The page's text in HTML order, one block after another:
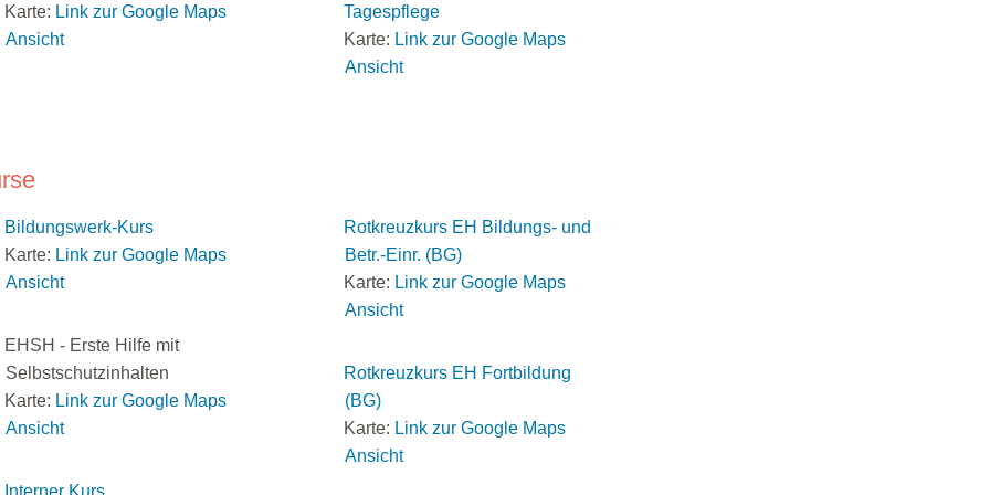
Karte: Link zur Google Maps
Ansicht
Tagespflege
Karte: Link zur Google Maps
Ansicht
Bildungswerk-Kurs
Karte: Link zur Google Maps
Ansicht
EHSH - Erste Hilfe mit
Selbstschutzinhalten
Karte: Link zur Google Maps
Ansicht
Interner Kurs
Rotkreuzkurs EH Bildungs- und
Betr.-Einr. (BG)
Karte: Link zur Google Maps
Ansicht
Rotkreuzkurs EH Fortbildung
(BG)
Karte: Link zur Google Maps
Ansicht